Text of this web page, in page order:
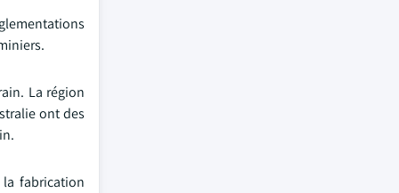
La région
ont des
fabrication